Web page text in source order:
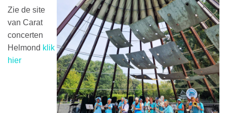
Zie de site
van Carat
concerten
Helmond klik
hier